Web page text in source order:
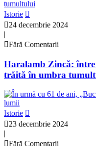
Istorie
24 decembrie 2024
|
Fără Comentarii
Haralamb Zincă:
trăită în umbra
Istorie
23 decembrie 2024
|
Fără Comentarii